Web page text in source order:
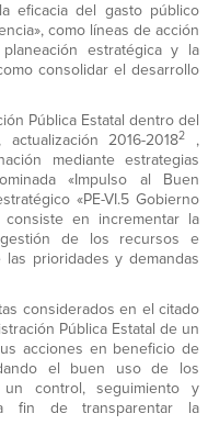
eficacia del gasto público
como líneas de acción
estratégica y la
consolidar el desarrollo
Pública Estatal dentro del
2016-20182
,
mediante estrategias
«Impulso al Buen
«PE-VI.5 Gobierno
en incrementar la
de los recursos e
prioridades y demandas
considerados en el citado
Pública Estatal de un
acciones en beneficio de
el buen uso de los
un control, seguimiento y
fin de transparentar la